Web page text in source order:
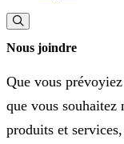
Nous joindre
Que vous
que vous souhaitez
produits et